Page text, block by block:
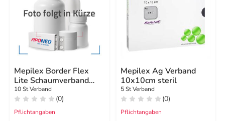
Mepilex Border Flex
Lite Schaumverband
10x10 cm
10 St Verband
(0)
Pflichtangaben
Mepilex Ag Verband
10x10cm steril
5 St Verband
(0)
Pflichtangaben